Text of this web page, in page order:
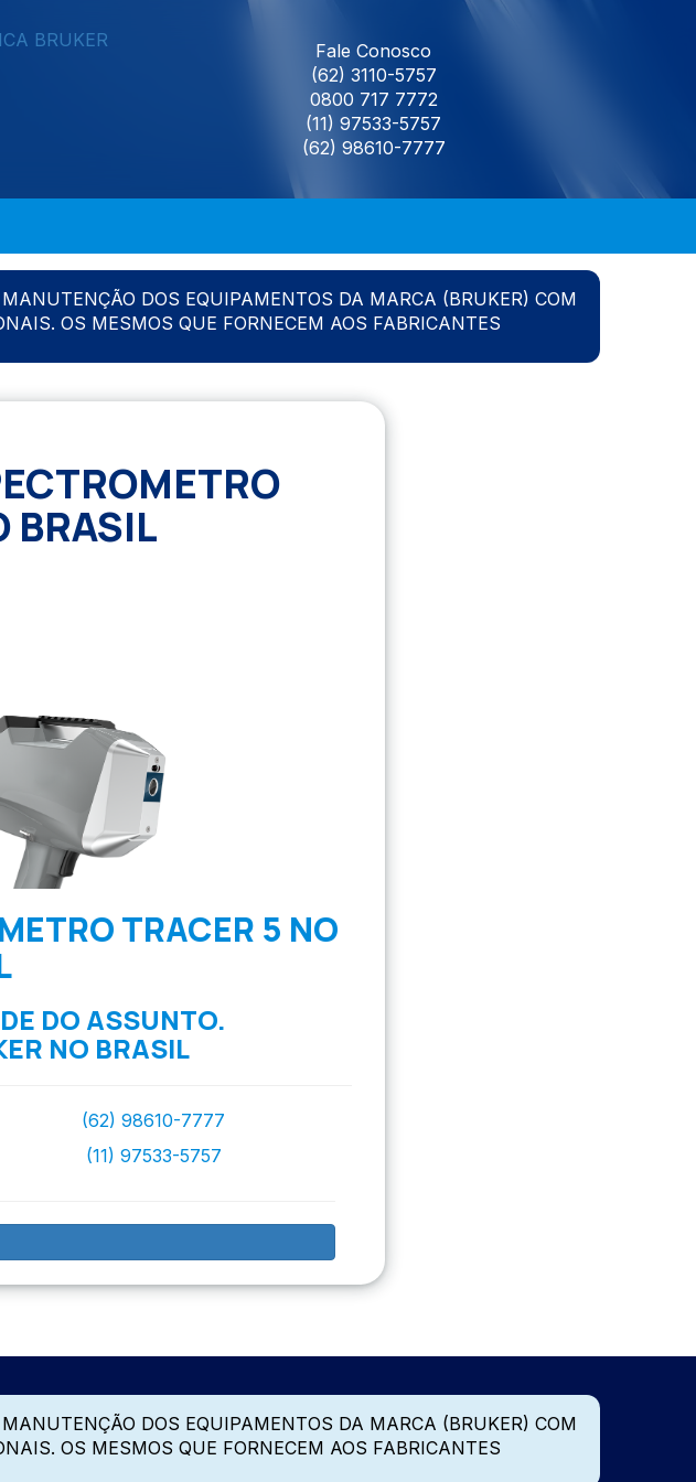
Fale Conosco
(62) 3110-5757
0800 717 7772
(11) 97533-5757
(62) 98610-7777
DOS EQUIPAMENTOS DA MARCA (BRUKER) COM
OS MESMOS QUE FORNECEM AOS FABRICANTES
BRASIL
TRACER 5 NO
DO ASSUNTO.
NO BRASIL
(62) 98610-7777
(11) 97533-5757
DOS EQUIPAMENTOS DA MARCA (BRUKER) COM
OS MESMOS QUE FORNECEM AOS FABRICANTES